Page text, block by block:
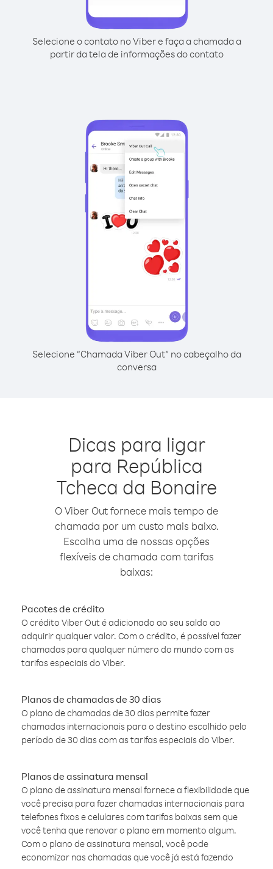
Selecione o contato no Viber e faça a chamada a
partir da tela de informações do contato
Selecione “Chamada Viber Out” no cabeçalho da
conversa
Dicas para ligar
para República
Tcheca da Bonaire
O Viber Out fornece mais tempo de
chamada por um custo mais baixo.
Escolha uma de nossas opções
flexíveis de chamada com tarifas
baixas:
Pacotes de crédito
O crédito Viber Out é adicionado ao seu saldo ao
adquirir qualquer valor. Com o crédito, é possível fazer
chamadas para qualquer número do mundo com as
tarifas especiais do Viber.
Planos de chamadas de 30 dias
O plano de chamadas de 30 dias permite fazer
chamadas internacionais para o destino escolhido pelo
período de 30 dias com as tarifas especiais do Viber.
Planos de assinatura mensal
O plano de assinatura mensal fornece a flexibilidade que
você precisa para fazer chamadas internacionais para
telefones fixos e celulares com tarifas baixas sem que
você tenha que renovar o plano em momento algum.
Com o plano de assinatura mensal, você pode
economizar nas chamadas que você já está fazendo